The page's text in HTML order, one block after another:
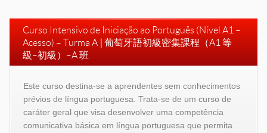
Curso Intensivo de Iniciação ao Português (Nível A1 –
Acesso) – Turma A| 葡萄牙語初級密集課程（A1 等
級–初級）–A班
Este curso destina-se a aprendentes sem conhecimentos
prévios de língua portuguesa. Trata-se de um curso de
caráter geral que visa desenvolver uma competência
comunicativa básica em língua portuguesa que permita